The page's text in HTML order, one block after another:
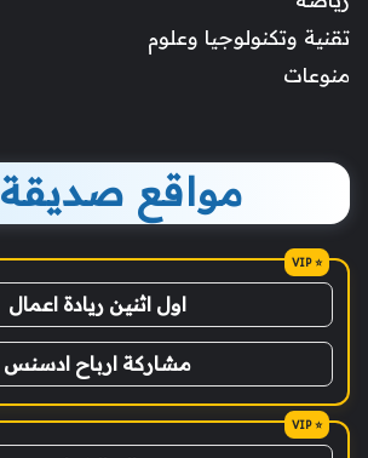
تقنية وتكنولوجيا وعلوم
منوعات
مواقع صديقة
اول اثنين ريادة اعمال
مشاركة ارباح ادسنس